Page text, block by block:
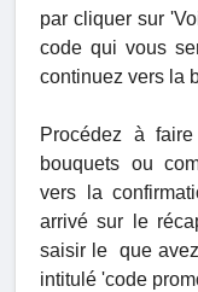
par cliquer sur
code qui vous
continuez vers la
Procédez à
bouquets ou
vers la
arrivé sur le
saisir le que
intitulé 'code